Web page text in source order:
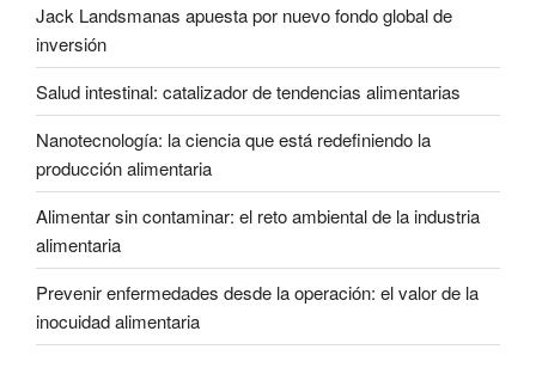
Jack Landsmanas apuesta por nuevo fondo global de
inversión
Salud intestinal: catalizador de tendencias alimentarias
Nanotecnología: la ciencia que está redefiniendo la
producción alimentaria
Alimentar sin contaminar: el reto ambiental de la industria
alimentaria
Prevenir enfermedades desde la operación: el valor de la
inocuidad alimentaria